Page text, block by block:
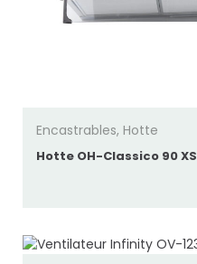
Encastrables, Hotte
Hotte OH-Classico 90 XS